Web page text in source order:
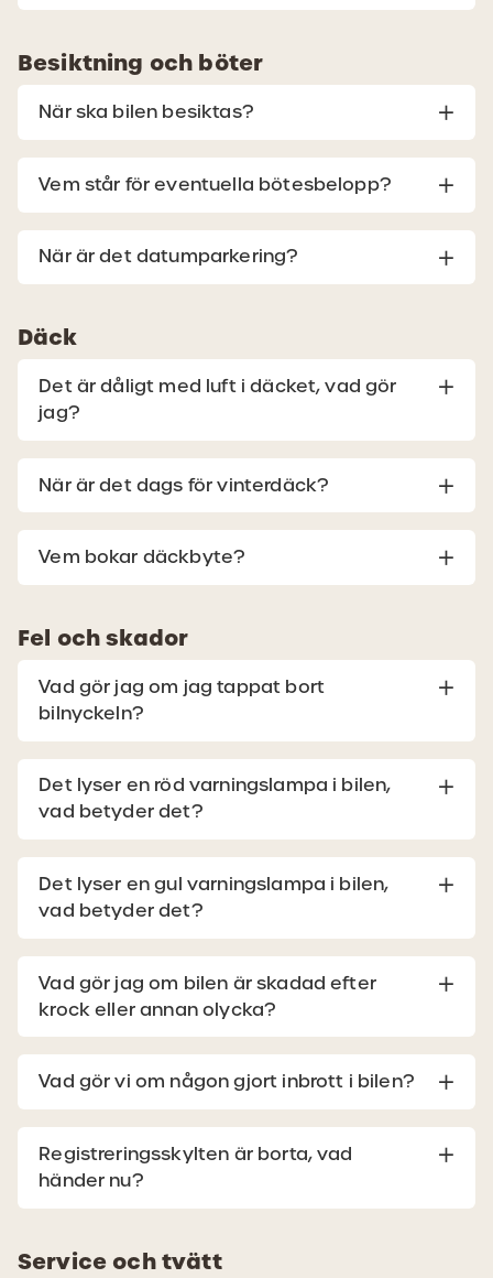
Besiktning och böter
När ska bilen besiktas?
Vem står för eventuella bötesbelopp?
När är det datumparkering?
Däck
Det är dåligt med luft i däcket, vad gör
jag?
När är det dags för vinterdäck?
Vem bokar däckbyte?
Fel och skador
Vad gör jag om jag tappat bort
bilnyckeln?
Det lyser en röd varningslampa i bilen,
vad betyder det?
Det lyser en gul varningslampa i bilen,
vad betyder det?
Vad gör jag om bilen är skadad efter
krock eller annan olycka?
Vad gör vi om någon gjort inbrott i bilen?
Registreringsskylten är borta, vad
händer nu?
Service och tvätt